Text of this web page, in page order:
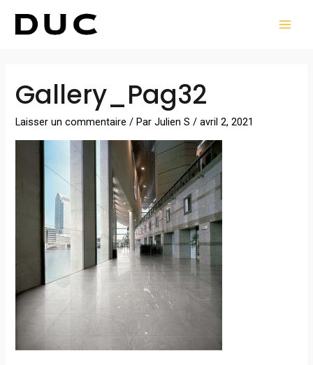
Gallery_Pag32
Laisser un commentaire / ParJulien S/avril 2, 2021
des